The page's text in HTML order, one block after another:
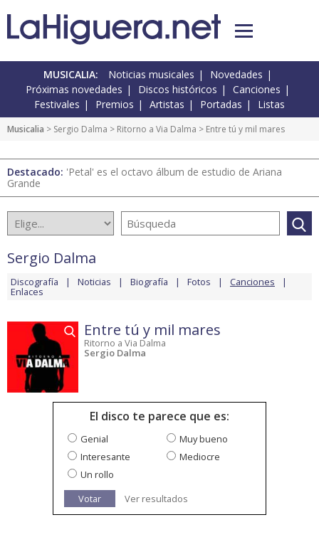
MUSICALIA: Noticias musicales
Novedades
Próximas novedades
Discos históricos
Canciones
Festivales
Premios Artistas Portadas Listas
Musicalia > Sergio Dalma > Ritorno a Via Dalma > Entre tú y mil mares
Destacado: 'Petal' es el octavo álbum de estudio de Ariana
Grande
Sergio Dalma
Discografía Noticias Biografía Fotos Canciones
Enlaces
Entre tú y mil mares
Ritorno a Via Dalma
Sergio Dalma
El disco te parece que es:
Genial
Muy bueno
Interesante
Mediocre
Un rollo
Votar
Ver resultados